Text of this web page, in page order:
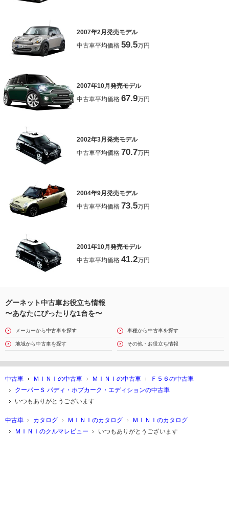
2007年2月発売モデル
中古車平均価格 59.5万円
2007年10月発売モデル
中古車平均価格 67.9万円
2002年3月発売モデル
中古車平均価格 70.7万円
2004年9月発売モデル
中古車平均価格 73.5万円
2001年10月発売モデル
中古車平均価格 41.2万円
グーネット中古車お役立ち情報
〜あなたにぴったりな1台を〜
メーカーから中古車を探す 車種から中古車を探す
地域から中古車を探す その他・お役立ち情報
中古車 ＭＩＮＩの中古車 ＭＩＮＩの中古車
Ｆ５６の中古車
クーパーＳ パディ・ホプカーク・エディションの中古車
いつもありがとうございます
中古車 カタログ ＭＩＮＩのカタログ
ＭＩＮＩのカタログ
ＭＩＮＩのクルマレビュー
いつもありがとうございます